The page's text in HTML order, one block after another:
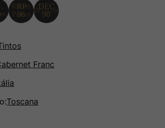
Franc
:Toscana